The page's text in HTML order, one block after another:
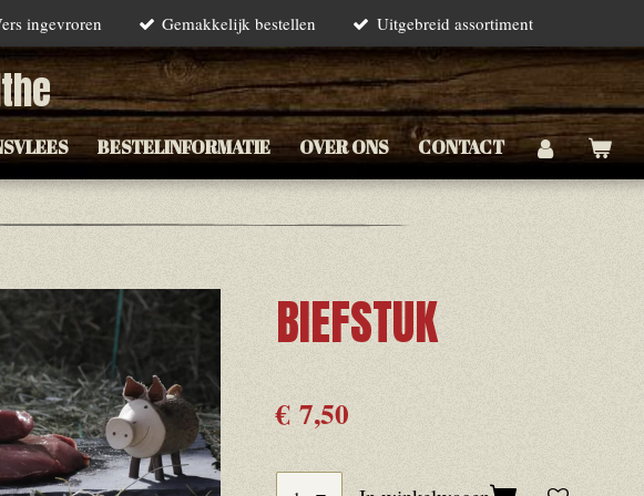
ingevroren Gemakkelijk bestellen Uitgebreid assortiment
BESTELINFORMATIE OVER ONS CONTACT
BIEFSTUK
€ 7,50